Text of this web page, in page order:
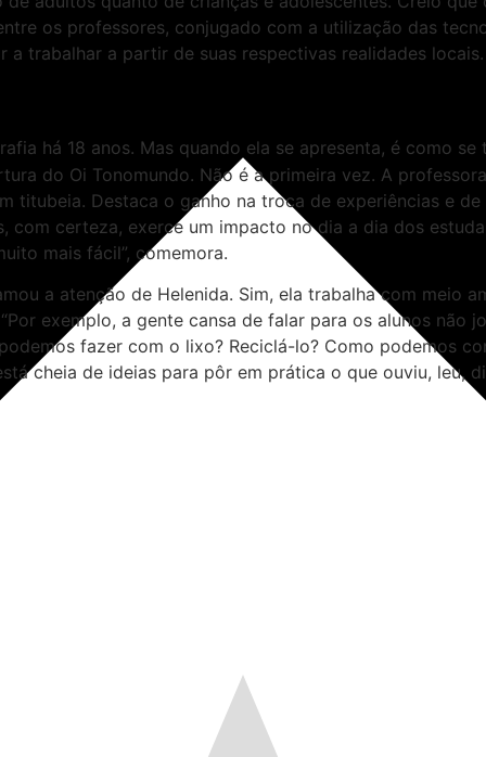
os professores, conjugado com a utilização das
a trabalhar a partir de suas respectivas realidades
há 18 anos. Mas quando ela se apresenta, é como
do Oi Tonomundo. Não é a primeira vez. A
titubeia. Destaca o ganho na troca de experiências e
com certeza, exerce um impacto no dia a dia dos
mais fácil”, comemora.
a atenção de Helenida. Sim, ela trabalha com meio
exemplo, a gente cansa de falar para os alunos não
fazer com o lixo? Reciclá-lo? Como podemos
cheia de ideias para pôr em prática o que ouviu, leu,